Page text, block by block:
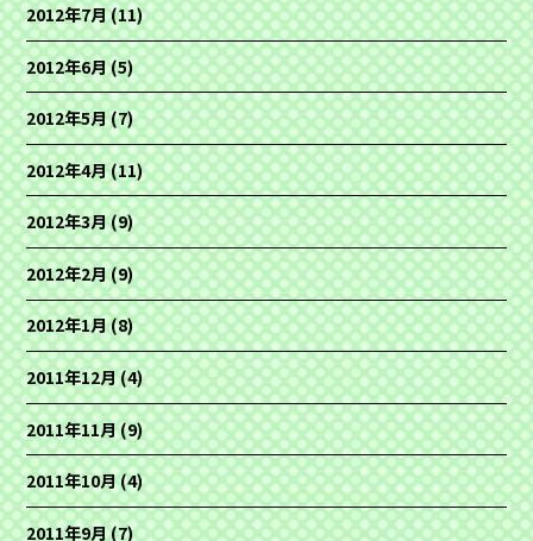
2012年7月(11)
2012年6月(5)
2012年5月(7)
2012年4月(11)
2012年3月(9)
2012年2月(9)
2012年1月(8)
2011年12月(4)
2011年11月(9)
2011年10月(4)
2011年9月(7)